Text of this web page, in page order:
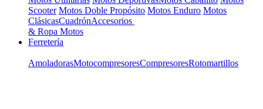
Scooter Motos Doble Propósito Motos Enduro Motos
ClásicasCuadrónAccesorios
& Ropa Motos
Ferretería
AmoladorasMotocompresoresCompresoresRotomartillos